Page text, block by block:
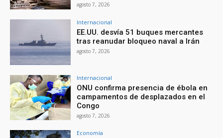
agosto 7, 2026
Internacional
EE.UU. desvía 51 buques mercantes
tras reanudar bloqueo naval a Irán
agosto 7, 2026
Internacional
ONU confirma presencia de ébola en
campamentos de desplazados en el
Congo
agosto 7, 2026
Economía